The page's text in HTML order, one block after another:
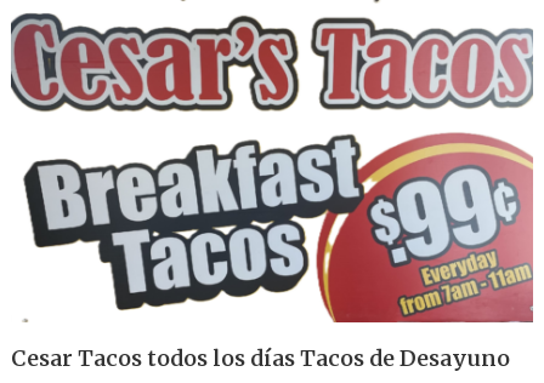
Cesar Tacos todos los días Tacos de Desayuno